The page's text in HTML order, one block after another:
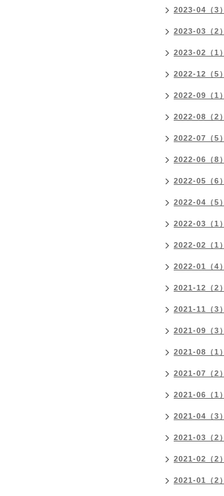
2023-04（3）
2023-03（2）
2023-02（1）
2022-12（5）
2022-09（1）
2022-08（2）
2022-07（5）
2022-06（8）
2022-05（6）
2022-04（5）
2022-03（1）
2022-02（1）
2022-01（4）
2021-12（2）
2021-11（3）
2021-09（3）
2021-08（1）
2021-07（2）
2021-06（1）
2021-04（3）
2021-03（2）
2021-02（2）
2021-01（2）